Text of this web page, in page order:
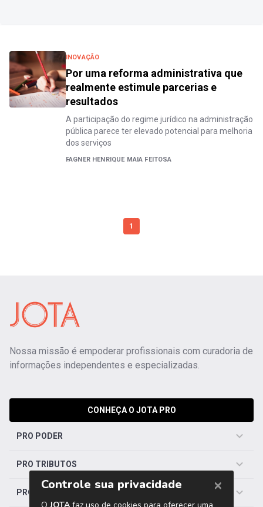
INOVAÇÃO
Por uma reforma administrativa que
realmente estimule parcerias e
resultados
A participação do regime jurídico na administração
pública parece ter elevado potencial para melhoria
dos serviços
FAGNER HENRIQUE MAIA FEITOSA
1
Nossa missão é empoderar profissionais com curadoria de
informações independentes e especializadas.
CONHEÇA O JOTA PRO
PRO PODER
PRO TRIBUTOS
PRO TRABALHISTA